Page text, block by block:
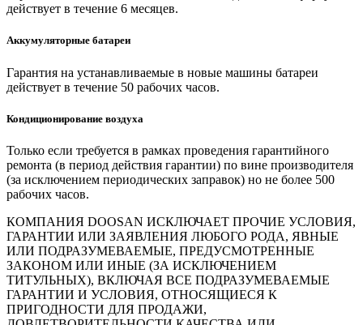
действует в течение 6 месяцев.
Аккумуляторные батареи
Гарантия на устанавливаемые в новые машины батареи
действует в течение 50 рабочих часов.
Кондиционирование воздуха
Только если требуется в рамках проведения гарантийного
ремонта (в период действия гарантии) по вине производителя
(за исключением периодических заправок) но не более 500
рабочих часов.
КОМПАНИЯ DOOSAN ИСКЛЮЧАЕТ ПРОЧИЕ УСЛОВИЯ,
ГАРАНТИИ ИЛИ ЗАЯВЛЕНИЯ ЛЮБОГО РОДА, ЯВНЫЕ
ИЛИ ПОДРАЗУМЕВАЕМЫЕ, ПРЕДУСМОТРЕННЫЕ
ЗАКОНОМ ИЛИ ИНЫЕ (ЗА ИСКЛЮЧЕНИЕМ
ТИТУЛЬНЫХ), ВКЛЮЧАЯ ВСЕ ПОДРАЗУМЕВАЕМЫЕ
ГАРАНТИИ И УСЛОВИЯ, ОТНОСЯЩИЕСЯ К
ПРИГОДНОСТИ ДЛЯ ПРОДАЖИ,